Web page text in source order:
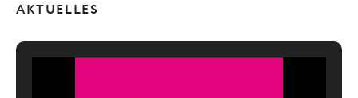
AKTUELLES